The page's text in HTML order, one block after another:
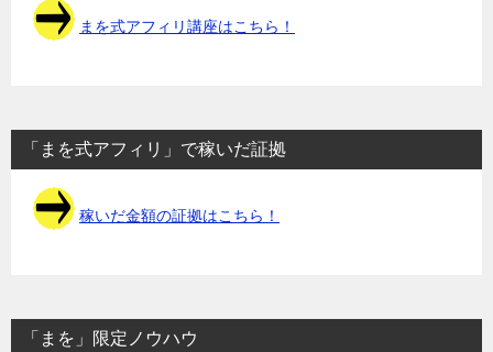
まを式アフィリ講座はこちら！
「まを式アフィリ」で稼いだ証拠
稼いだ金額の証拠はこちら！
「まを」限定ノウハウ